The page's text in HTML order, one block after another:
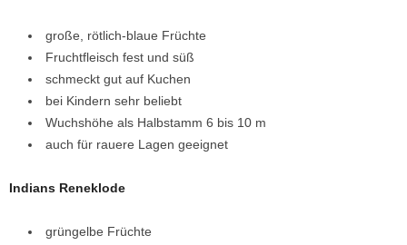
große, rötlich-blaue Früchte
Fruchtfleisch fest und süß
schmeckt gut auf Kuchen
bei Kindern sehr beliebt
Wuchshöhe als Halbstamm 6 bis 10 m
auch für rauere Lagen geeignet
Indians Reneklode
grüngelbe Früchte